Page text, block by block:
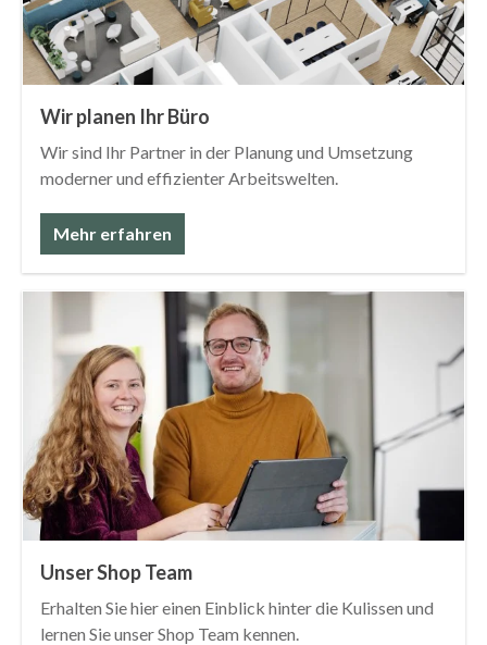
Wir planen Ihr Büro
Wir sind Ihr Partner in der Planung und Umsetzung
moderner und effizienter Arbeitswelten.
Mehr erfahren
Unser Shop Team
Erhalten Sie hier einen Einblick hinter die Kulissen und
lernen Sie unser Shop Team kennen.